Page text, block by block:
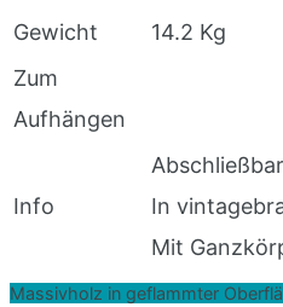
Gewicht
14.2 Kg
Zum
Aufhängen
Info
In
Mit
Massivholz in geflammter